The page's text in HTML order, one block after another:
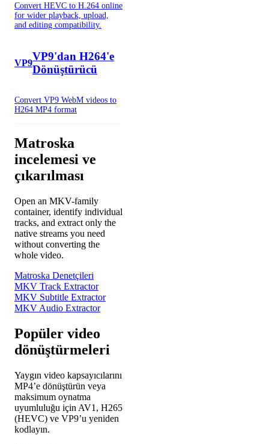
Convert HEVC to H.264 online
for wider playback, upload,
and editing compatibility.
VP9
VP9'dan H264'e
Dönüştürücü
Convert VP9 WebM videos to
H264 MP4 format
Matroska
incelemesi ve
çıkarılması
Open an MKV-family
container, identify individual
tracks, and extract only the
native streams you need
without converting the
whole video.
Matroska Denetçileri
MKV Track Extractor
MKV Subtitle Extractor
MKV Audio Extractor
Popüler video
dönüştürmeleri
Yaygın video kapsayıcılarını
MP4’e dönüştürün veya
maksimum oynatma
uyumluluğu için AV1, H265
(HEVC) ve VP9’u yeniden
kodlayın.